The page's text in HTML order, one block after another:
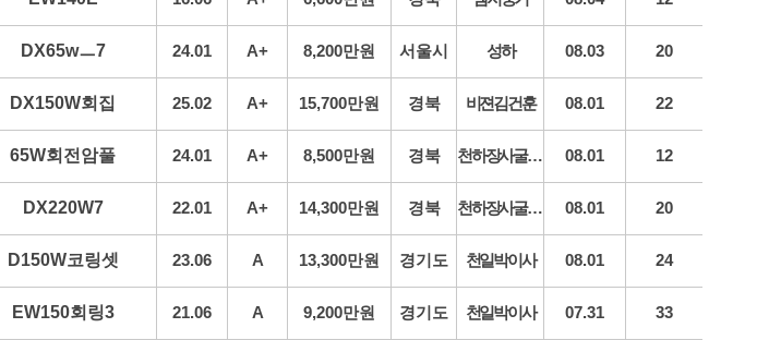
DX65wㅡ7 24.01 A+ 8,200만원 서울시 성하 08.03 20
DX150W회집 25.02 A+ 15,700만원 경북 비젼김건훈 08.01 22
65W회전암풀 24.01 A+ 8,500만원 경북 천하장사굴삭기 08.01 12
DX220W7 22.01 A+ 14,300만원 경북 천하장사굴삭기 08.01 20
D150W코링셋 23.06 A 13,300만원 경기도 천일박이사 08.01 24
EW150회링3 21.06 A 9,200만원 경기도 천일박이사 07.31 33